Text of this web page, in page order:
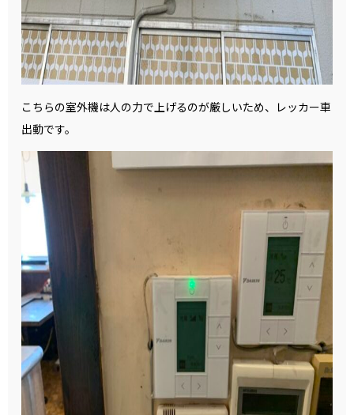
こちらの室外機は人の力で上げるのが厳しいため、レッカー車
出動です。